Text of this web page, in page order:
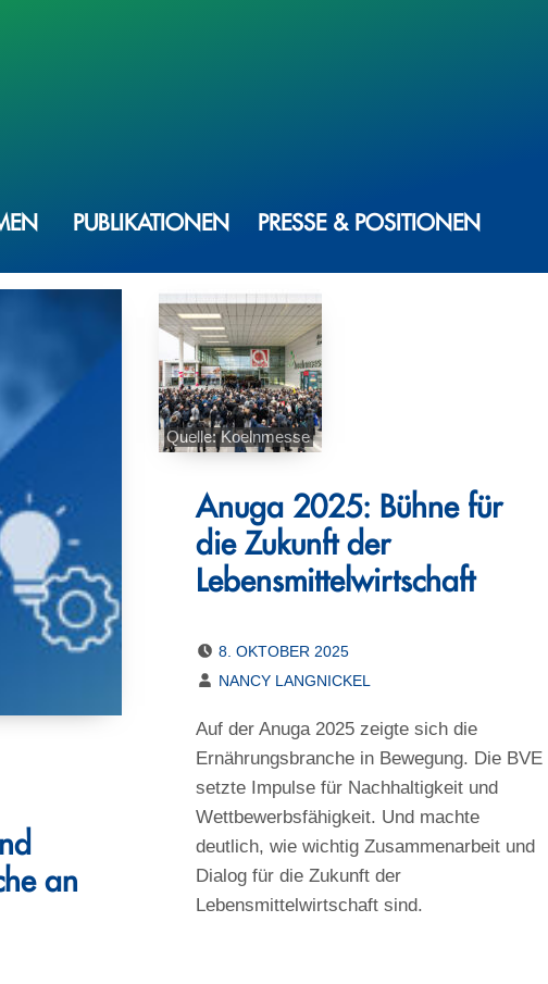
PUBLIKATIONEN PRESSE & POSITIONEN
an
Quelle: Koelnmesse
Anuga 2025: Bühne für
die Zukunft der
Lebensmittelwirtschaft
8. OKTOBER 2025
NANCY LANGNICKEL
Auf der Anuga 2025 zeigte sich die
Ernährungsbranche in Bewegung. Die BVE
setzte Impulse für Nachhaltigkeit und
Wettbewerbsfähigkeit. Und machte
deutlich, wie wichtig Zusammenarbeit und
Dialog für die Zukunft der
Lebensmittelwirtschaft sind.